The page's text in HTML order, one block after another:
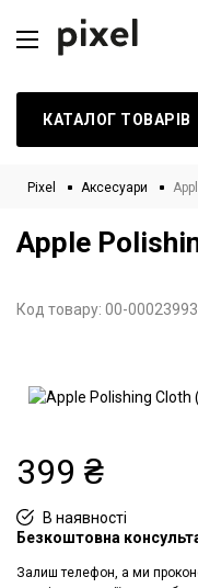
КАТАЛОГ ТОВАРІВ
Pixel Аксесуари
Apple
Код товару: 00-00023993
399 ₴
В наявності
Безкоштовна
Залиш телефон, а ми